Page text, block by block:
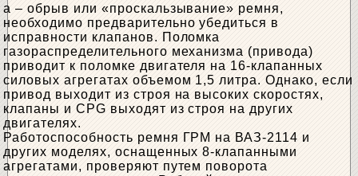
а – обрыв или «проскальзывание» ремня,
необходимо предварительно убедиться в
исправности клапанов. Поломка
газораспределительного механизма (привода)
приводит к поломке двигателя на 16-клапанных
силовых агрегатах объемом 1,5 литра. Однако, если
привод выходит из строя на высоких скоростях,
клапаны и CPG выходят из строя на других
двигателях.
Работоспособность ремня ГРМ на ВАЗ-2114 и
других моделях, оснащенных 8-клапанными
агрегатами, проверяют путем поворота